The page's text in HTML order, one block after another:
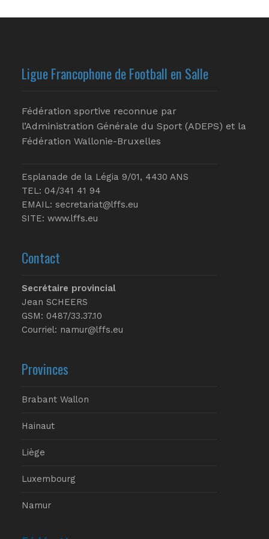
Ligue Francophone de Football en Salle
Fédération sportive reconnue par
l’Administration Générale du Sport (ADEPS) et la
Fédération Wallonie-Bruxelles
Esplanade de la Légia 9/01, 4430 ANS
TEL: 04/341 41 94
EMAIL: secretariat@lffs.eu
SITE: www.lffs.eu
Contact
Secrétaire provincial
Jean SCHEERS
GSM: 0487/33.37.10
Courriel: namur@lffs.eu
Provinces
Brabant Wallon
Hainaut
Liège
Luxembourg
Namur